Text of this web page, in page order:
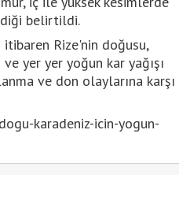
belirtildi.
itibaren Rize'nin doğusu,
yer yer yoğun kar yağışı
ve don olaylarına karşı
karadeniz-icin-yogun-